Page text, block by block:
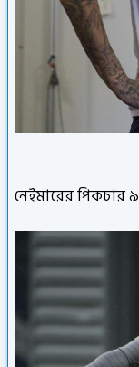
নেইমারের পিকচার ৯